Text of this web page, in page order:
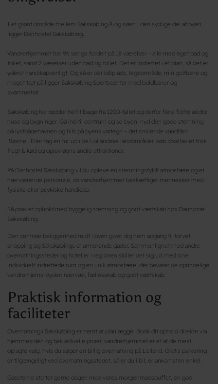
I et grønt område mellem Sakskøbing Å og søen i den sydlige del af byen
ligger Danhostel Sakskøbing.
Vandrerhjemmet har 96 senge fordelt på 18 værelser – alle med eget bad og
toilet, samt 2 værelser uden bad og toilet. Det er indrettet i ét plan, så det er
yderst handikapvenligt. Og så er der bålplads, legeområde, minigolfbane og
meget tæt på ligger Sakskøbing Sportscenter med boldbaner og
svømmehal.
Sakskøbing har rødder helt tilbage fra 1200-tallet og derfor flere flotte ældre
huse og bygninger. Gå ind til centrum og se byen, nyd den gode stemning
på lystbådehavnen og hils på byens vartegn – det smilende vandtårn
’Saxine’. Eller tag en tur ud i de Lollandske landområder, køb lokaltavlet frisk
frugt & kød og oplev øens andre attraktioner.
På Danhostel Sakskøbing vil du opleve en stemningsfyldt atmosfære og et
nærværende personale, da vandrerhjemmet beskæftiger mennesker med
fysiske eller psykiske handicap.
Så prøv et ophold med hyggelig stemning og godt værtskab hos Danhostel
Sakskøbing.
Den centrale beliggenhed midt i byen giver dig nem adgang til torvet,
shopping og Sakskøbings charmerende gader. Sammenlignet med andre
overnatningssteder og hoteller i regionen skiller det sig ud med sine
individuelt indrettede rum og en unik atmosfære, der bevarer de oprindelige
vandrerhjems-dyder: nærvær, fællesskab og godt værtskab.
Praktisk information og
faciliteter
Overnatning i Sakskøbing er nemt at planlægge. Book dit ophold direkte via
hjemmesiden og tjek aktuelle priser, vandrerhjemmet er et af de mest
oplagte valg, hvis du søger en billig overnatning på Lolland. Gratis parkering
er tilgængeligt ved overnatningsstedet, så er du i bil, er ankomsten enkel.
Gæsterne starter gerne dagen med vores morgenmadsbuffet, en god